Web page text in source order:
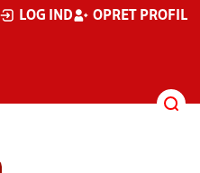
LOG IND OPRET PROFIL